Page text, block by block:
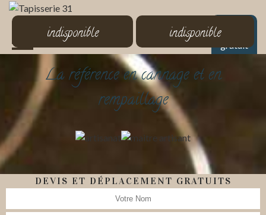
Devis
gratuit
indisponible indisponible
La référence en cannage et en
rempaillage
DEVIS ET DÉPLACEMENT GRATUITS